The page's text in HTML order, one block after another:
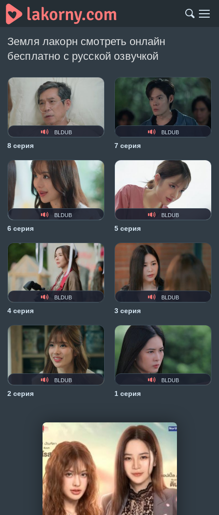
Земля лакорн смотреть онлайн
бесплатно с русской озвучкой
BLDUB
8 серия
BLDUB
7 серия
BLDUB
6 серия
BLDUB
5 серия
BLDUB
4 серия
BLDUB
3 серия
BLDUB
2 серия
BLDUB
1 серия